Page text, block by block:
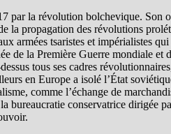
par la révolution bolchevique. Son
la propagation des révolutions
armées tsaristes et impérialistes
de la Première Guerre mondiale et
tous ses cadres
en Europe a isolé l’État
comme l’échange de
bureaucratie conservatrice dirigée